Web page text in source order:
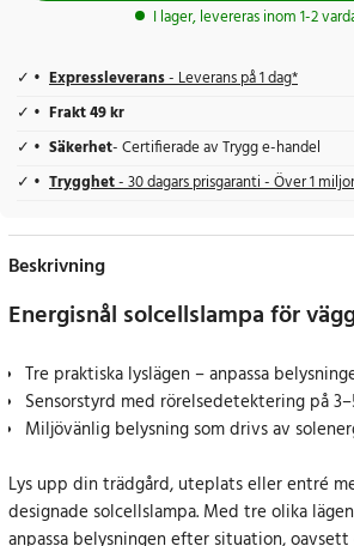
I lager, levereras inom 1-2
Expressleverans- Leverans på 1 dag*
Frakt 49 kr
Säkerhet- Certifierade av Trygg e-handel
Trygghet- 30 dagars prisgaranti - Över 1
Beskrivning
Energisnål solcellslampa för
Tre praktiska lyslägen – anpassa
Sensorstyrd med rörelsedetektering på
Miljövänlig belysning som drivs av
Lys upp din trädgård, uteplats eller entré
designade solcellslampa. Med tre olika
anpassa belysningen efter situation,